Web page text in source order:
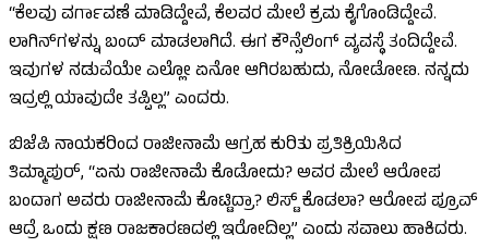
“ಕೆಲವು ವರ್ಗಾವಣೆ ಮಾಡಿದ್ದೇವೆ, ಕೆಲವರ ಮೇಲೆ ಕ್ರಮ ಕೈಗೊಂಡಿದ್ದೇವೆ.
ಲಾಗಿನ್‌ಗಳನ್ನು ಬಂದ್ ಮಾಡಲಾಗಿದೆ. ಈಗ ಕೌನ್ಸೆಲಿಂಗ್ ವ್ಯವಸ್ಥೆ ತಂದಿದ್ದೇವೆ.
ಇವುಗಳ ನಡುವೆಯೇ ಎಲ್ಲೋ ಏನೋ ಆಗಿರಬಹುದು, ನೋಡೋಣ. ನನ್ನದು
ಇದ್ರಲ್ಲಿ ಯಾವುದೇ ತಪ್ಪಿಲ್ಲ” ಎಂದರು.
ಬಿಜೆಪಿ ನಾಯಕರಿಂದ ರಾಜೀನಾಮೆ ಆಗ್ರಹ ಕುರಿತು ಪ್ರತಿಕ್ರಿಯಿಸಿದ
ತಿಮ್ಮಾಪುರ್, “ಏನು ರಾಜೀನಾಮೆ ಕೊಡೋದು? ಅವರ ಮೇಲೆ ಆರೋಪ
ಬಂದಾಗ ಅವರು ರಾಜೀನಾಮೆ ಕೊಟ್ಟಿದ್ರಾ? ಲಿಸ್ಟ್ ಕೊಡಲಾ? ಆರೋಪ ಪ್ರೂವ್
ಆದ್ರೆ ಒಂದು ಕ್ಷಣ ರಾಜಕಾರಣದಲ್ಲಿ ಇರೋದಿಲ್ಲ” ಎಂದು ಸವಾಲು ಹಾಕಿದರು.